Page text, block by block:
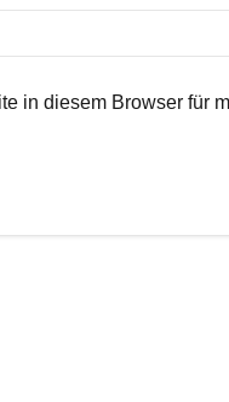
in diesem Browser für